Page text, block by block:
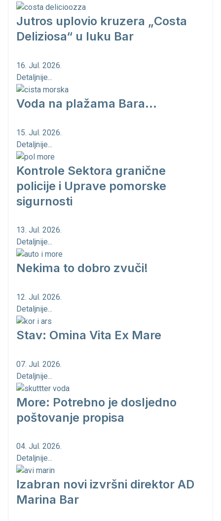
Jutros uplovio kruzera „Costa
Deliziosa“ u luku Bar
16. Jul. 2026.
Detaljnije...
Voda na plažama Bara...
15. Jul. 2026.
Detaljnije...
Kontrole Sektora granične
policije i Uprave pomorske
sigurnosti
13. Jul. 2026.
Detaljnije...
Nekima to dobro zvuči!
12. Jul. 2026.
Detaljnije...
Stav: Omina Vita Ex Mare
07. Jul. 2026.
Detaljnije...
More: Potrebno je dosljedno
poštovanje propisa
04. Jul. 2026.
Detaljnije...
Izabran novi izvršni direktor AD
Marina Bar